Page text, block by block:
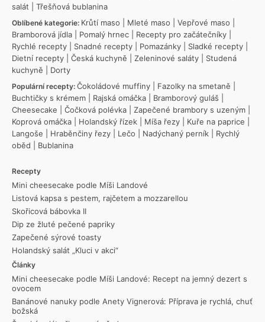
salát
Třešňová bublanina
Oblíbené kategorie: Krůtí maso Mleté maso Vepřové maso
Bramborová jídla
Pomalý hrnec Recepty pro začátečníky
Rychlé recepty
Snadné recepty Pomazánky Sladké recepty
Dietní recepty
Česká kuchyně Zeleninové saláty
Studená
kuchyně
Dorty
Populární recepty: Čokoládové muffiny Fazolky na smetaně
Buchtičky s krémem
Rajská omáčka Bramborový guláš
Cheesecake
Čočková polévka Zapečené brambory s uzeným
Koprová omáčka
Holandský řízek Míša řezy Kuře na paprice
Langoše
Hraběnčiny řezy Lečo Nadýchaný perník
Rychlý
oběd
Bublanina
Recepty
Mini cheesecake podle Míši Landové
Listová kapsa s pestem, rajčetem a mozzarellou
Skořicová bábovka II
Dip ze žluté pečené papriky
Zapečené sýrové toasty
Holandský salát „Kluci v akci“
Články
Mini cheesecake podle Míši Landové: Recept na jemný dezert s
ovocem
Banánové nanuky podle Anety Vignerová: Příprava je rychlá, chuť
božská